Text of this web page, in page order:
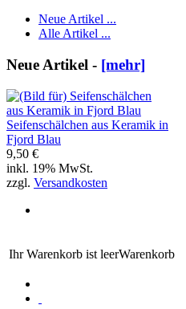
Neue Artikel ...
Alle Artikel ...
Neue Artikel - [mehr]
Seifenschälchen aus Keramik in
Fjord Blau
9,50 €
inkl. 19% MwSt.
zzgl. Versandkosten
Ihr Warenkorb ist leerWarenkorb